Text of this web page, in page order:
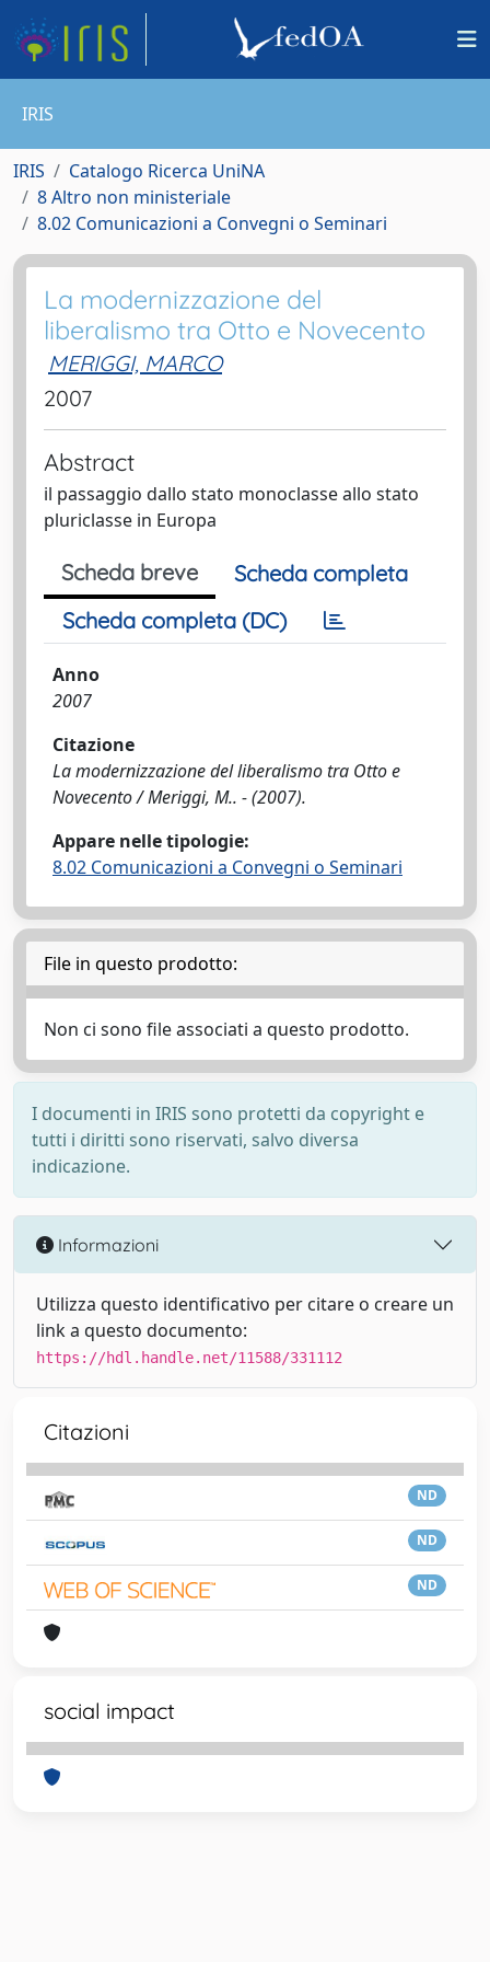
IRIS
IRIS
Catalogo Ricerca UniNA
8 Altro non ministeriale
8.02 Comunicazioni a Convegni o Seminari
La modernizzazione del
liberalismo tra Otto e Novecento
MERIGGI, MARCO
2007
Abstract
il passaggio dallo stato monoclasse allo stato
pluriclasse in Europa
Scheda breve
Scheda completa
Scheda completa (DC)
Anno
2007
Citazione
La modernizzazione del liberalismo tra Otto e
Novecento / Meriggi, M.. - (2007).
Appare nelle tipologie:
8.02 Comunicazioni a Convegni o Seminari
File in questo prodotto:
Non ci sono file associati a questo prodotto.
I documenti in IRIS sono protetti da copyright e
tutti i diritti sono riservati, salvo diversa
indicazione.
Informazioni
Utilizza questo identificativo per citare o creare un
link a questo documento:
https://hdl.handle.net/11588/331112
Citazioni
ND
ND
ND
social impact